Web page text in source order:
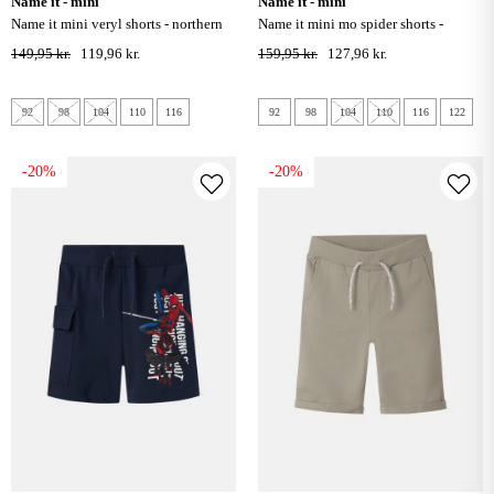
name it mini veryl shorts - northern
droplet
149,95 kr. 119,96 kr.
92 98 104 110 116
name it mini mo spider shorts -
limoges
159,95 kr. 127,96 kr.
92 98 104 110 116 122
-20% -20%